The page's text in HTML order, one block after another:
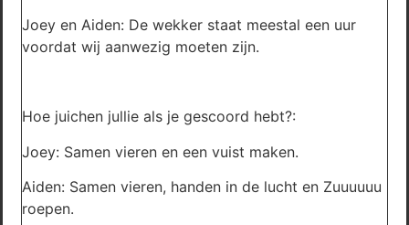
Joey en Aiden: De wekker staat meestal een uur
voordat wij aanwezig moeten zijn.
Hoe juichen jullie als je gescoord hebt?:
Joey: Samen vieren en een vuist maken.
Aiden: Samen vieren, handen in de lucht en Zuuuuuu
roepen.